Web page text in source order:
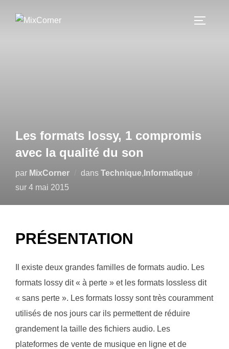
Les formats lossy, 1 compromis
avec la qualité du son
par MixCorner dans Technique, Informatique
sur 4 mai 2015
PRÉSENTATION
Il existe deux grandes familles de formats audio. Les
formats lossy dit « à perte » et les formats lossless dit
« sans perte ». Les formats lossy sont très couramment
utilisés de nos jours car ils permettent de réduire
grandement la taille des fichiers audio. Les
plateformes de vente de musique en ligne et de